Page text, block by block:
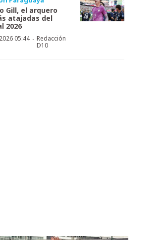
Gill, el arquero
atajadas del
2026
05:44 ·Redacción
D10